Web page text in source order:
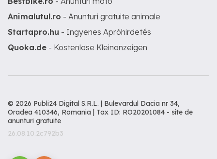
Animalutul.ro - Anunturi gratuite animale
Startapro.hu - Ingyenes Apróhirdetés
Quoka.de - Kostenlose Kleinanzeigen
© 2026 Publi24 Digital S.R.L. | Bulevardul Dacia nr 34,
Oradea 410346, Romania | Tax ID: RO20201084 - site de
anunturi gratuite
26.08.10.2c792b3